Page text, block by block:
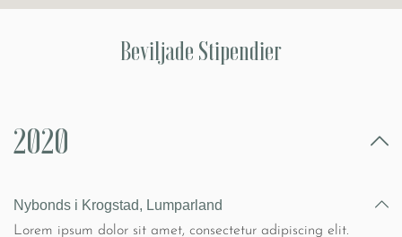
Beviljade Stipendier
2020
Nybonds i Krogstad, Lumparland
Lorem ipsum dolor sit amet, consectetur adipiscing elit.